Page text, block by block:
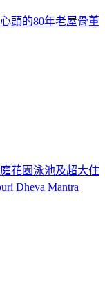
頭的80年老屋骨董
花園泳池及超大住
Dheva Mantra